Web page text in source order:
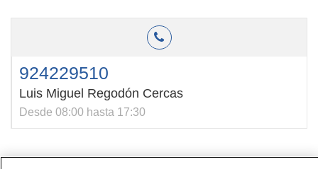
924229510
Luis Miguel Regodón Cercas
Desde 08:00 hasta 17:30